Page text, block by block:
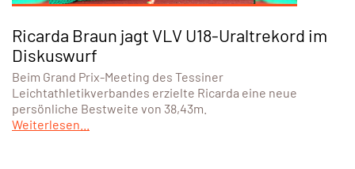
Ricarda Braun jagt VLV U18-Uraltrekord im
Diskuswurf
Beim Grand Prix-Meeting des Tessiner
Leichtathletikverbandes erzielte Ricarda eine neue
persönliche Bestweite von 38,43m.
Weiterlesen...